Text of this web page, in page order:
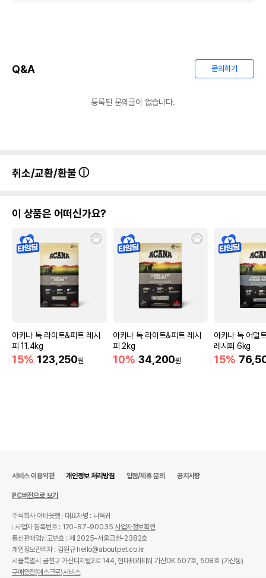
Q&A 문의하기
등록된 문의글이 없습니다.
취소/교환/환불
이 상품은 어떠신가요?
아카나 독 라이트&피트 레시
피 11.4kg
15% 123,250원
아카나 독 라이트&피트 레시
피 2kg
10% 34,200원
아카나 독 어덜
레시피 6kg
15%
서비스 이용약관 개인정보 처리방침 입점/제휴 문의 공지사항
PC버전으로 보기
주식회사 어바웃펫
대표자명 : 나옥귀
사업자 등록번호 : 120-87-90035사업자정보확인
통신판매업신고번호 : 제 2025-서울금천-2382호
개인정보관리자 : 김원규 hello@aboutpet.co.kr
서울특별시 금천구 가산디지털2로 144, 현대테라타워 가산DK 507호, 508호 (가산동)
구매안전(에스크로)서비스